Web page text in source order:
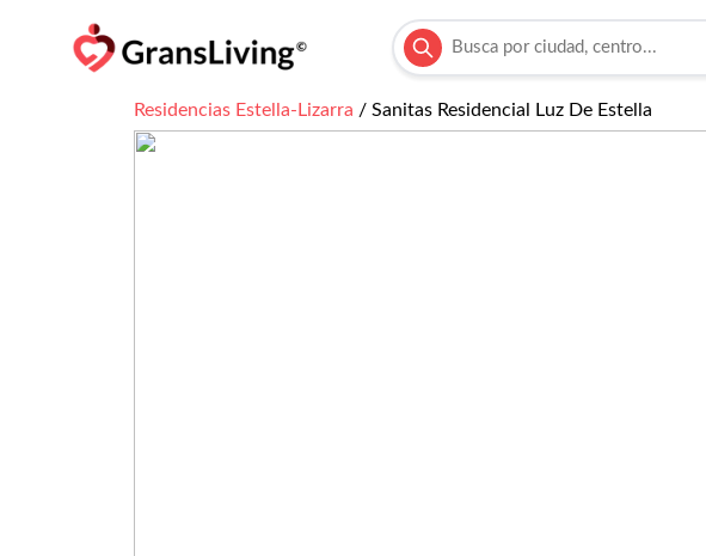
Residencias Estella-Lizarra / Sanitas Residencial Luz De Estella